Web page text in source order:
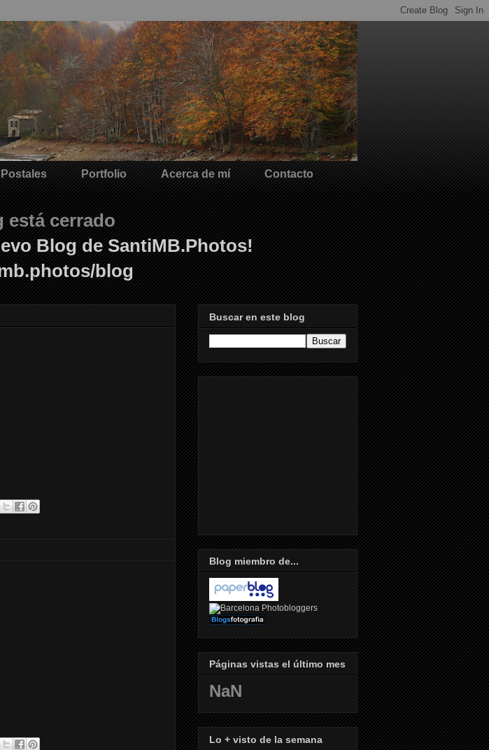
Postales Portfolio Acerca de mí Contacto
está cerrado
Blog de SantiMB.Photos!
blog
Buscar en este blog
Blog miembro de...
Páginas vistas el último mes
NaN
Lo + visto de la semana